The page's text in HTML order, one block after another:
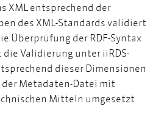
XML entsprechend der
des XML-Standards validiert
Überprüfung der RDF-Syntax
Validierung unter iiRDS-
dieser Dimensionen
Metadaten-Datei mit
Mitteln umgesetzt